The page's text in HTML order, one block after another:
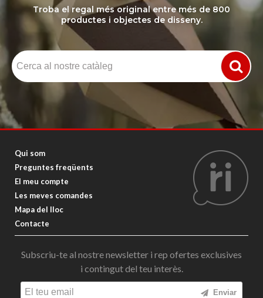
Troba el regal més original entre més de 800
productes i objectes de disseny.
Qui som
Preguntes freqüents
El meu compte
Les meves comandes
Mapa del lloc
Contacte
Subscriu-te al nostre newsletter i rep ofertes exclusives
i contingut del teu interès.
Enviar